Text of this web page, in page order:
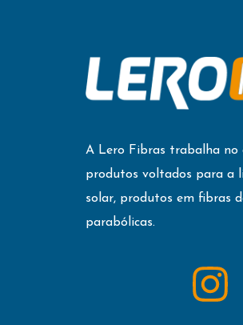
A Lero Fibras trabalha no
produtos voltados para a
solar, produtos em fibras
parabólicas.